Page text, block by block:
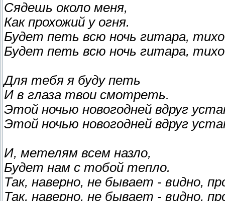
Сядешь около меня,
Как прохожий у огня.
Будет петь всю ночь гитара,
Будет петь всю ночь гитара,
Для тебя я буду петь
И в глаза твои смотреть.
Этой ночью новогодней вдруг
Этой ночью новогодней вдруг
И, метелям всем назло,
Будет нам с тобой тепло.
Так, наверно, не бывает - видно,
Так, наверно, не бывает - видно,